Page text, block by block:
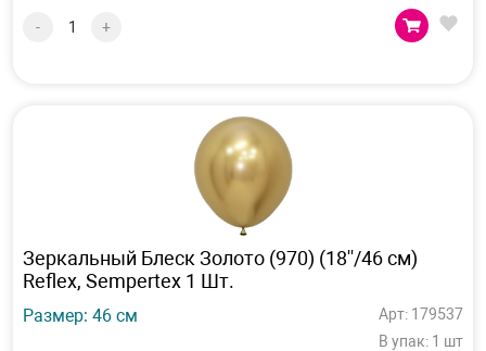
- +
Зеркальный Блеск Золото (970) (18''/46 см)
Reflex, Sempertex 1 Шт.
Размер: 46 см
Арт: 179537
В упак: 1 шт